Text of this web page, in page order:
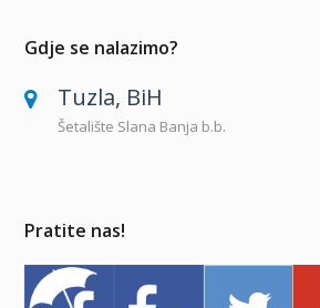
Gdje se nalazimo?
Tuzla, BiH
Šetalište Slana Banja b.b.
Pratite nas!